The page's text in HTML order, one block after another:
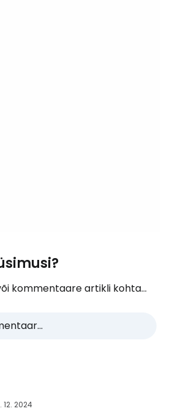
kommentaare artikli kohta...
12. 2024